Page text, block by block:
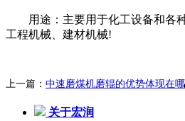
用途：主要用于化工设备和各种
工程机械、建材机械!
上一篇： 中速磨煤机磨辊的优势体现在
关于宏润